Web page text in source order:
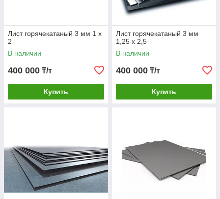
Лист горячекатаный 3 мм 1 х
2
В наличии
400 000 ₸/т
Купить
Лист горячекатаный 3 мм
1,25 х 2,5
В наличии
400 000 ₸/т
Купить